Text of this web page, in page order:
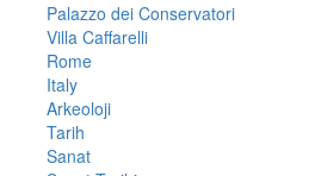
Palazzo dei Conservatori
Villa Caffarelli
Rome
Italy
Arkeoloji
Tarih
Sanat